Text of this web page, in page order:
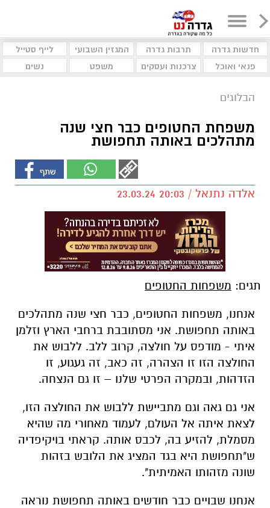
חדשות גדרה תרבות גדרה המגזין השבועי
לייף סטייל
פנאי ואוכל
צרכנות ועסקים משפט נשים
הבלוגים
משפחת החטופים כבר חצי שנה
מתהלכים באותה תחפושת
אלדה נתנאל / 20:03 23.03.24
תגים: משפחות החטופים
אנחנו, משפחות החטופים, כבר חצי שנה מתהלכים
באותה תחפושת. אני מסתובבת ברחבי הארץ וזלמן
איתי - מודפס על חולצה, קרוב ללב. ללבוש את
החולצה הזו זו הצהרה, זה כאב, זה געגוע, זו
הזדהות, ובמקרה הפרטי שלנו – זו גם הנצחה.
אני גם גאה וגם מתביישת ללבוש את החולצה הזו,
לצאת איתה אל העולם, לעמוד מאחורי מה שהיא
מסמלת, להזיע בה, לכבס אותה. קראתי בויקיפדיה
ש"תחפושת היא בגד המציג את הלובש בזהות
שונה מזהותו האמיתית".
אנחנו שבויים כבר חודשים באותה תחפושת נוראה